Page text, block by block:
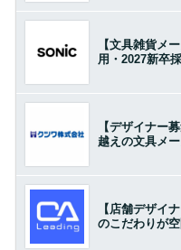
【文具雑貨メ
用・2027新卒採
【デザイナー
越えの文具メ
【店舗デザイ
のこだわりが空